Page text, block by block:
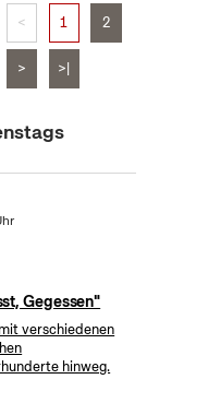
< 1 2
> >|
Gegessen"
verschiedenen
hinweg.